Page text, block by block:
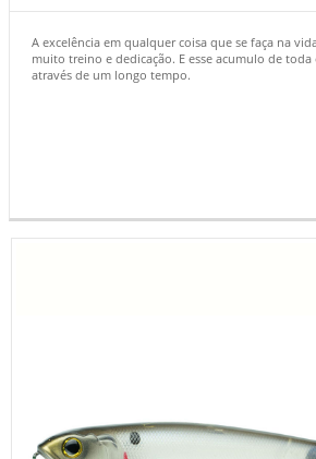
A excelência em qualquer coisa que se faça na
muito treino e dedicação. E esse acumulo de toda
através de um longo tempo.